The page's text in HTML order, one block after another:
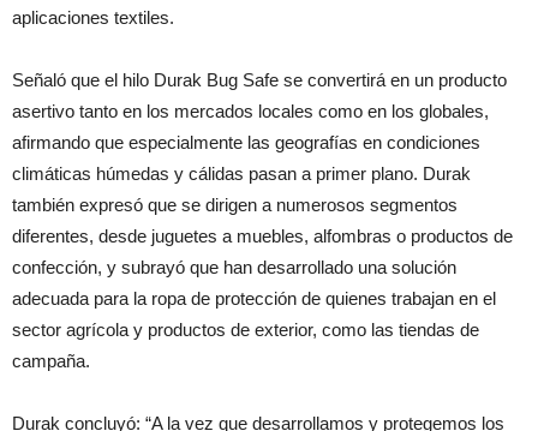
aplicaciones textiles.
Señaló que el hilo Durak Bug Safe se convertirá en un producto
asertivo tanto en los mercados locales como en los globales,
afirmando que especialmente las geografías en condiciones
climáticas húmedas y cálidas pasan a primer plano. Durak
también expresó que se dirigen a numerosos segmentos
diferentes, desde juguetes a muebles, alfombras o productos de
confección, y subrayó que han desarrollado una solución
adecuada para la ropa de protección de quienes trabajan en el
sector agrícola y productos de exterior, como las tiendas de
campaña.
Durak concluyó: “A la vez que desarrollamos y protegemos los